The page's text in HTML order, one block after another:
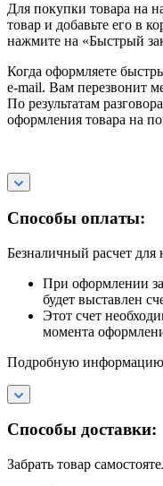
Для покупки товара на
товар и добавьте его в
нажмите на «Быстрый
Когда оформляете
e-mail. Вам перезвонит
По результатам
оформления товара на
Способы оплаты:
Безналичный расчет
При оформлении
будет выставлен
Этот счет
момента
Подробную информацию
Способы доставки:
Забрать товар